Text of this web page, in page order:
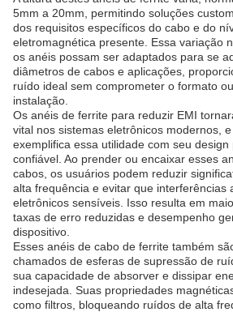
5mm a 20mm, permitindo soluções
dos requisitos específicos do cabo e do
eletromagnética presente. Essa variação
os anéis possam ser adaptados para se
diâmetros de cabos e aplicações,
ruído ideal sem comprometer o formato
instalação.
Os anéis de ferrite para reduzir EMI
vital nos sistemas eletrônicos modernos,
exemplifica essa utilidade com seu
confiável. Ao prender ou encaixar esses
cabos, os usuários podem reduzir
alta frequência e evitar que interferências
eletrônicos sensíveis. Isso resulta em
taxas de erro reduzidas e desempenho
dispositivo.
Esses anéis de cabo de ferrite também
chamados de esferas de supressão de
sua capacidade de absorver e dissipar
indesejada. Suas propriedades
como filtros, bloqueando ruídos de alta